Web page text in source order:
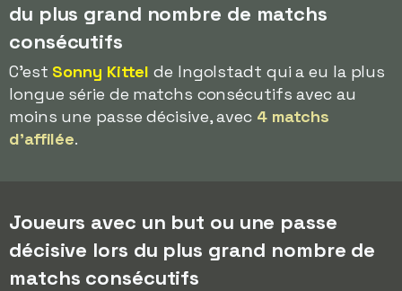
du plus grand nombre de matchs
consécutifs
C'est Sonny Kittel de Ingolstadt qui a eu la plus
longue série de matchs consécutifs avec au
moins une passe décisive, avec 4 matchs
d'affilée.
Joueurs avec un but ou une passe
décisive lors du plus grand nombre de
matchs consécutifs